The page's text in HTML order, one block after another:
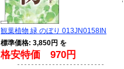
観葉植物 緑 のぼり 013JN0158IN
標準価格: 3,850円 を
格安特価 970円